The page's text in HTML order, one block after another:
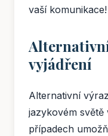
vaší komunikace!
vyjádření
Alternativní
jazykovém světě
případech